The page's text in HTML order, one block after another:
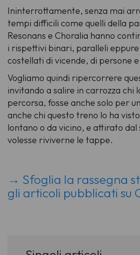
Ininterrottamente, senza mai
tempi difficili come quelli della
Resonans e Choralia hanno
i rispettivi binari, paralleli
costellati di vicende, di persone
Vogliamo quindi ripercorrere
invitando a salire in carrozza chi
percorsa, fosse anche solo per
anche chi questo treno lo ha
lontano o da vicino, e attirato dal
volesse riviverne le tappe.
→ Sfoglia la rassegna
gli articoli pubblicati su